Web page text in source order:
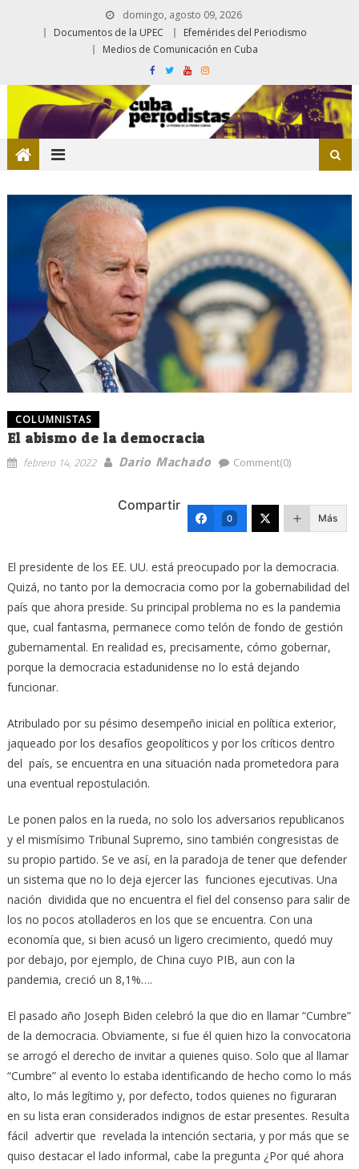
domingo, agosto 09, 2026
Documentos de la UPEC
Efemérides del Periodismo
Medios de Comunicación en Cuba
COLUMNISTAS
El abismo de la democracia
febrero 14, 2022 Dario Machado Comment(0)
Compartir
0 Más
El presidente de los EE. UU. está preocupado por la democracia.
Quizá, no tanto por la democracia como por la gobernabilidad del
país que ahora preside. Su principal problema no es la pandemia
que, cual fantasma, permanece como telón de fondo de gestión
gubernamental. En realidad es, precisamente, cómo gobernar,
porque la democracia estadunidense no lo está dejando
funcionar.
Atribulado por su pésimo desempeño inicial en política exterior,
jaqueado por los desafíos geopolíticos y por los críticos dentro
del país, se encuentra en una situación nada prometedora para
una eventual repostulación.
Le ponen palos en la rueda, no solo los adversarios republicanos
y el mismísimo Tribunal Supremo, sino también congresistas de
su propio partido. Se ve así, en la paradoja de tener que defender
un sistema que no lo deja ejercer las funciones ejecutivas. Una
nación dividida que no encuentra el fiel del consenso para salir de
los no pocos atolladeros en los que se encuentra. Con una
economía que, si bien acusó un ligero crecimiento, quedó muy
por debajo, por ejemplo, de China cuyo PIB, aun con la
pandemia, creció un 8,1%….
El pasado año Joseph Biden celebró la que dio en llamar “Cumbre”
de la democracia. Obviamente, si fue él quien hizo la convocatoria
se arrogó el derecho de invitar a quienes quiso. Solo que al llamar
“Cumbre” al evento lo estaba identificando de hecho como lo más
alto, lo más legítimo y, por defecto, todos quienes no figuraran
en su lista eran considerados indignos de estar presentes. Resulta
fácil advertir que revelada la intención sectaria, y por más que se
quiso destacar el lado informal, cabe la pregunta ¿Por qué ahora